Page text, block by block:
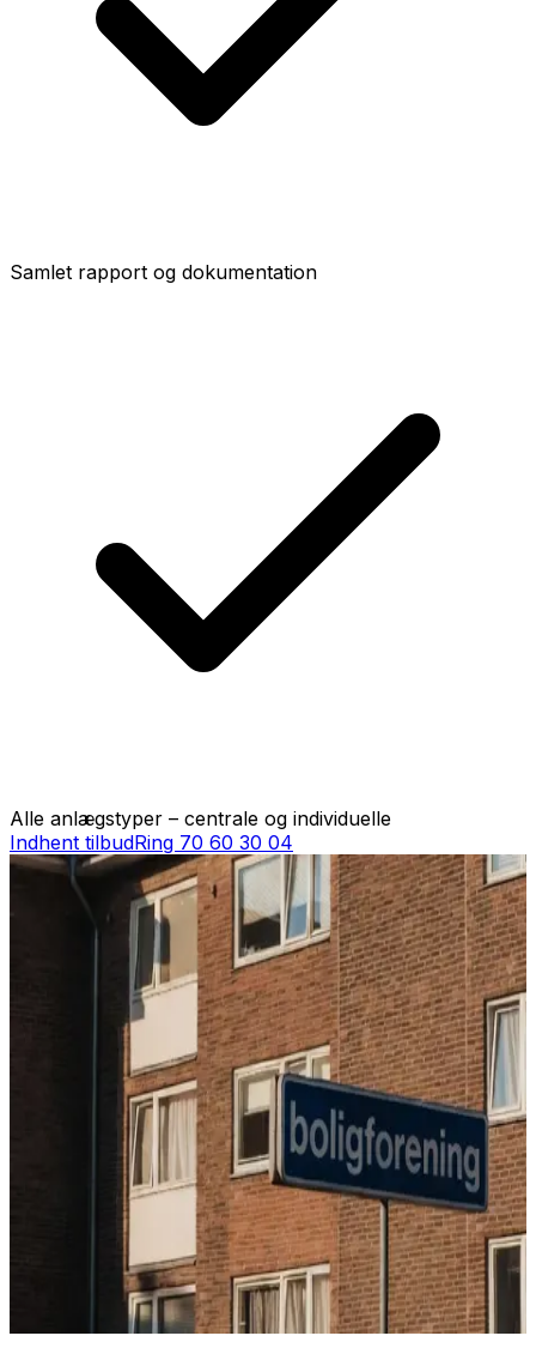
Samlet rapport og dokumentation
Alle anlægstyper – centrale og individuelle
Indhent tilbudRing 70 60 30 04